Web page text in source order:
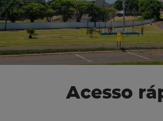
Acesso